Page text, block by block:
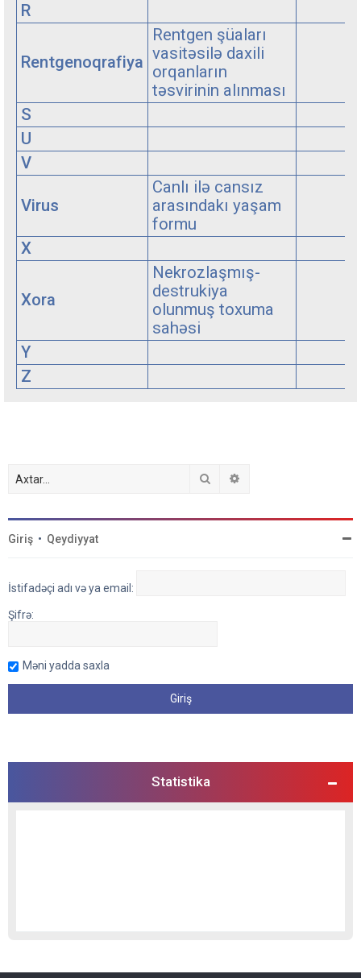
R
Rentgenoqrafiya
Rentgen şüaları
vasitəsilə daxili
orqanların
təsvirinin alınması
S
U
V
Virus
Canlı ilə cansız
arasındakı yaşam
formu
X
Xora
Nekrozlaşmış-
destrukiya
olunmuş toxuma
sahəsi
Y
Z
Axtar
Giriş • Qeydiyyat
İstifadəçi adı və ya email:
Şifrə:
Məni yadda saxla
Statistika